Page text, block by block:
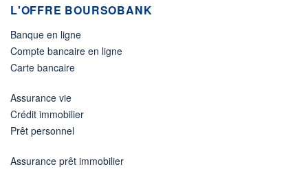
L'OFFRE BOURSOBANK
Banque en ligne
Compte bancaire en ligne
Carte bancaire
Assurance vie
Crédit immobilier
Prêt personnel
Assurance prêt immobilier